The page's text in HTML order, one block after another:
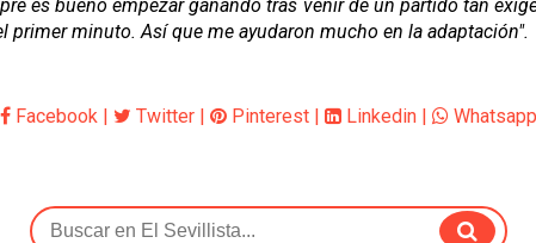
es bueno empezar ganando tras venir de un partido tan
minuto. Así que me ayudaron mucho en la adaptación".
Facebook | Twitter | Pinterest | Linkedin | Whatsapp